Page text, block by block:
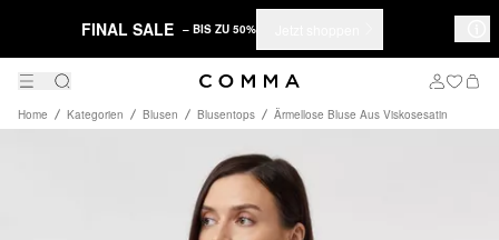
FINAL SALE – BIS ZU 50%
Home Kategorien Blusen Blusentops Ärmellose Bluse Aus Viskosesatin